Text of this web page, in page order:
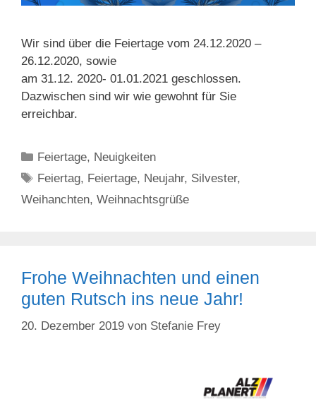
Wir sind über die Feiertage vom 24.12.2020 –
26.12.2020, sowie
am 31.12. 2020- 01.01.2021 geschlossen.
Dazwischen sind wir wie gewohnt für Sie
erreichbar.
Kategorien
Feiertage, Neuigkeiten
Schlagwörter
Feiertag, Feiertage, Neujahr, Silvester,
Weihanchten, Weihnachtsgrüße
Frohe Weihnachten und einen
guten Rutsch ins neue Jahr!
20. Dezember 2019 von Stefanie Frey